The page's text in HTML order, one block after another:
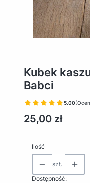
Kubek
Babci
5.00
Cena
25,00 zł
Ilość
szt.
Dostępność: